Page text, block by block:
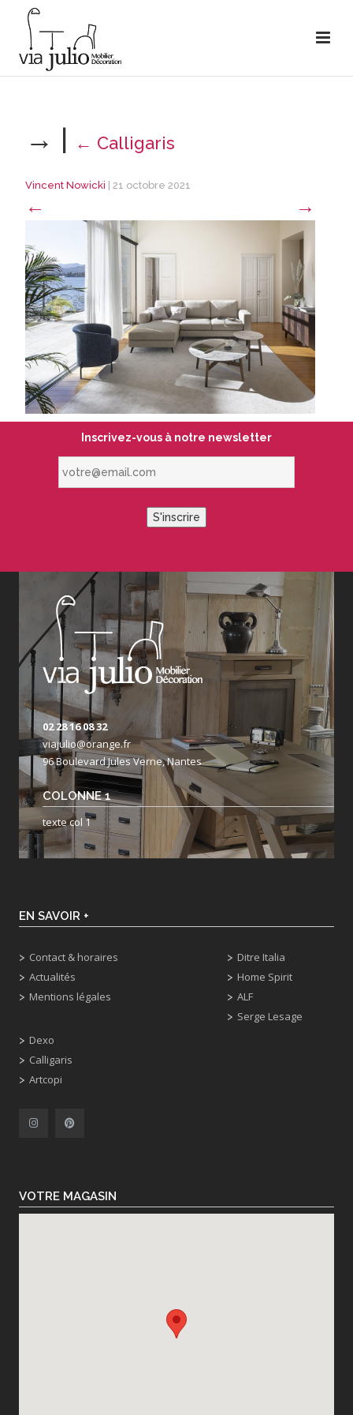
→ | ← Calligaris
Vincent Nowicki 21 octobre 2021
← →
Inscrivez-vous à notre newsletter
S'inscrire
02 28 16 08 32
viajulio@orange.fr
96 Boulevard Jules Verne, Nantes
COLONNE 1
texte col 1
EN SAVOIR +
Contact & horaires
Actualités
Mentions légales
Dexo
Calligaris
Artcopi
Ditre Italia
Home Spirit
ALF
Serge Lesage
VOTRE MAGASIN